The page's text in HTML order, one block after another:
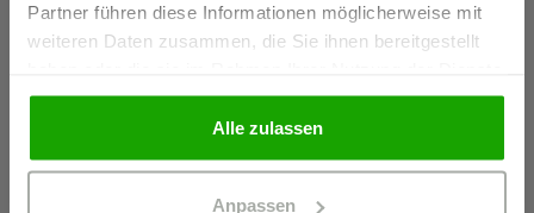
Partner führen diese Informationen möglicherweise mit
weiteren Daten zusammen, die Sie ihnen bereitgestellt
gesammelt haben.
Alle zulassen
Anpassen
Produktdetails